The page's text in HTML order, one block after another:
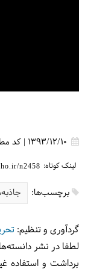
1393/12/10
| کد
لینک کوتاه: n2458
برچسب‌ها:
گردآوری و تنظیم:
لطفا در نشر
برداشت و استفاده